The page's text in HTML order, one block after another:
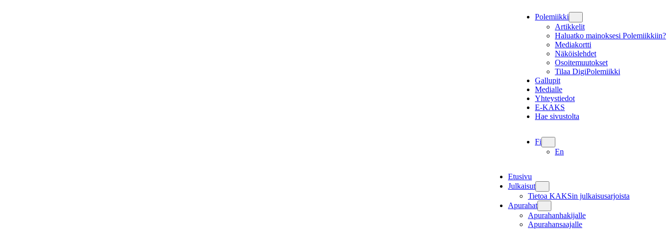
Polemiikki
Artikkelit
Haluatko mainoksesi Polemiikkiin?
Mediakortti
Näköislehdet
Osoitemuutokset
Tilaa DigiPolemiikki
Gallupit
Medialle
Yhteystiedot
E-KAKS
Hae sivustolta
Fi
En
Etusivu
Julkaisut
Tietoa KAKSin julkaisusarjoista
Apurahat
Apurahanhakijalle
Apurahansaajalle